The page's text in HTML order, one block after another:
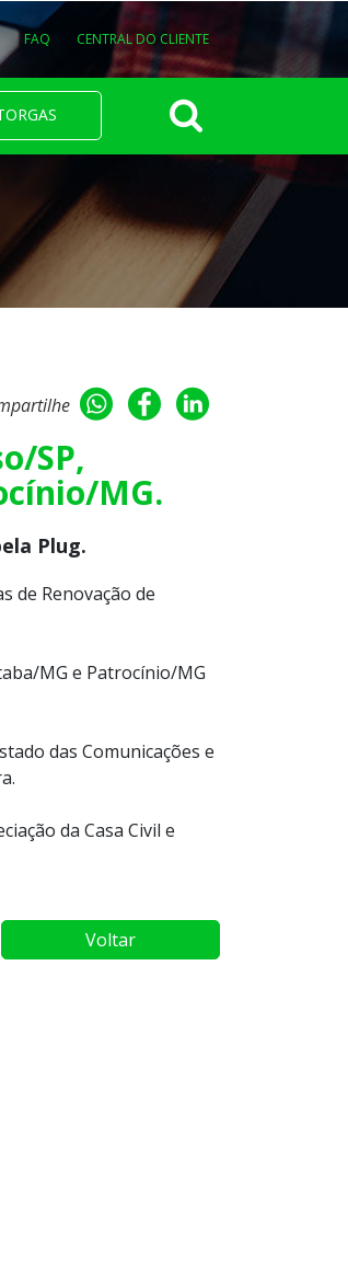
FAQ CENTRAL DO CLIENTE
SP,
MG.
Plug.
de Renovação de
MG e Patrocínio/MG
das Comunicações e
da Casa Civil e
Voltar